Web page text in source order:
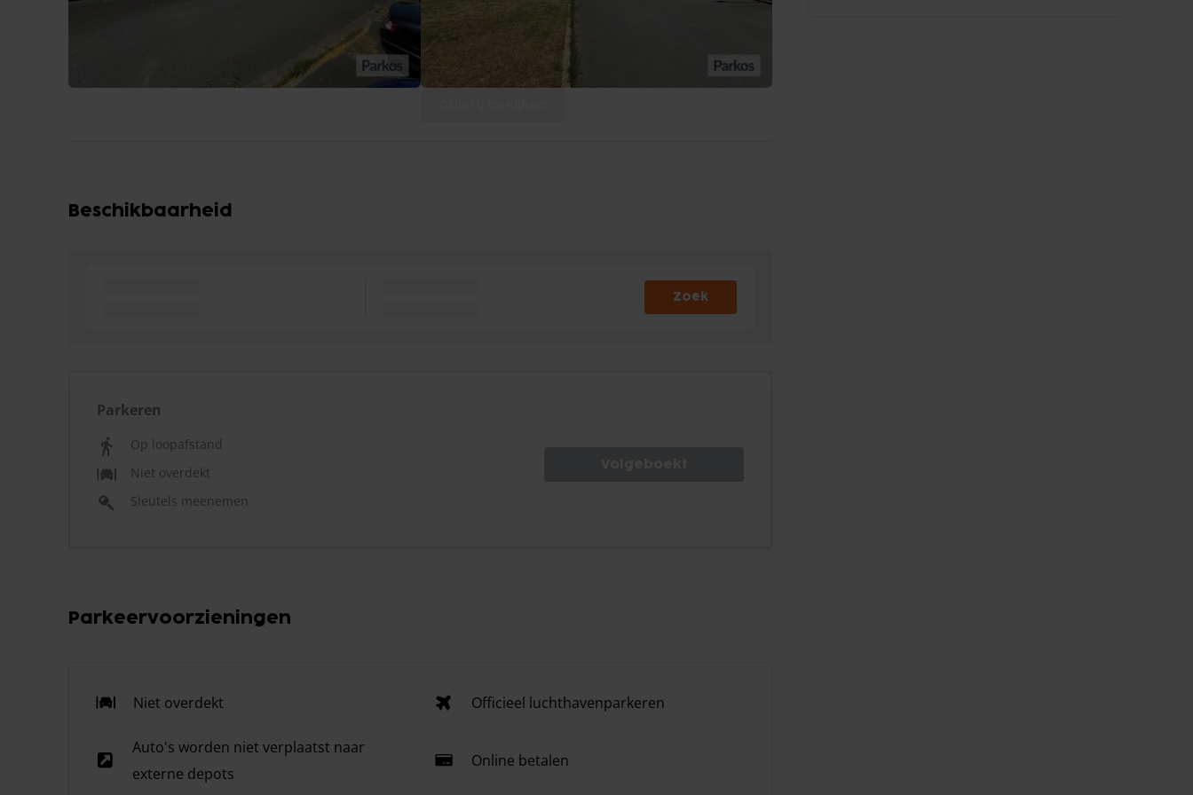
Beschikbaarheid
Zoek
Parkeren
Op loopafstand
Niet overdekt
Sleutels meenemen
Parkeervoorzieningen
Niet overdekt Officieel luchthavenparkeren
Auto's worden niet verplaatst naar
externe depots
Online betalen